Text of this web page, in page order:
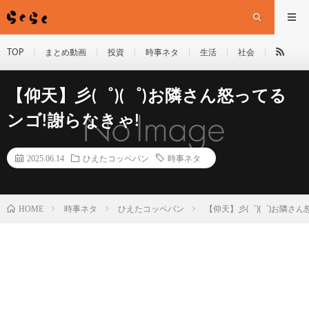
TOP まとめ動画 投資 時事ネタ 生活 社会
【仰天】彡(゜)(゜)お隣さん怒ってる
ンゴ!謝らなきゃ!
2025.06.14 ひえたコッペパン 時事ネタ
HOME 時事ネタ ひえたコッペパン 【仰天】彡(゜)(゜)お隣さ